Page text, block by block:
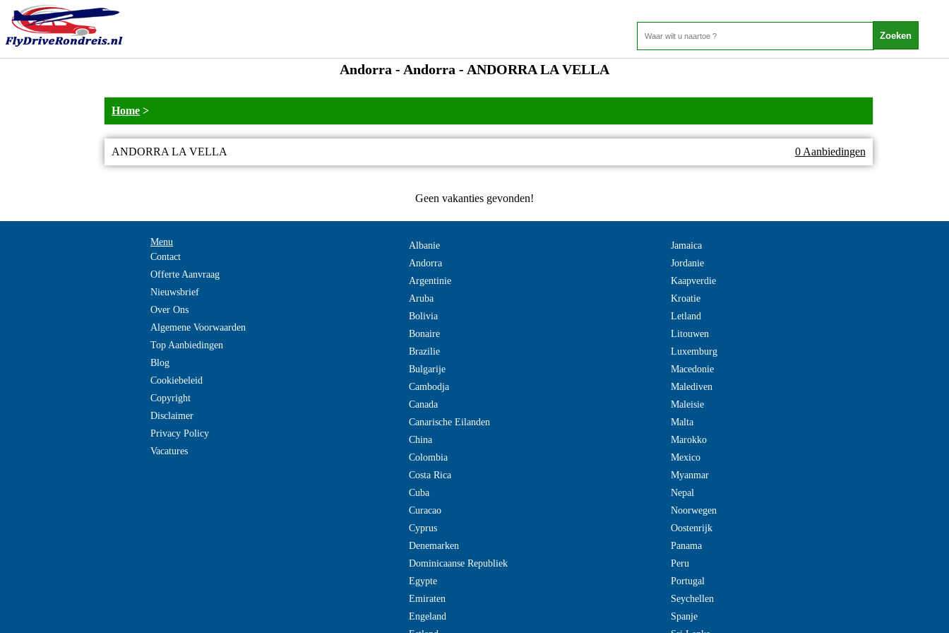
Andorra - Andorra - ANDORRA LA VELLA
Home >
ANDORRA LA VELLA 0 Aanbiedingen
Geen vakanties gevonden!
Menu
Contact
Offerte Aanvraag
Nieuwsbrief
Over Ons
Algemene Voorwaarden
Top Aanbiedingen
Blog
Cookiebeleid
Copyright
Disclaimer
Privacy Policy
Vacatures
Albanie
Andorra
Argentinie
Aruba
Bolivia
Bonaire
Brazilie
Bulgarije
Cambodja
Canada
Canarische Eilanden
China
Colombia
Costa Rica
Cuba
Curacao
Cyprus
Denemarken
Dominicaanse Republiek
Egypte
Emiraten
Engeland
Jamaica
Jordanie
Kaapverdie
Kroatie
Letland
Litouwen
Luxemburg
Macedonie
Malediven
Maleisie
Malta
Marokko
Mexico
Myanmar
Nepal
Noorwegen
Oostenrijk
Panama
Peru
Portugal
Seychellen
Spanje